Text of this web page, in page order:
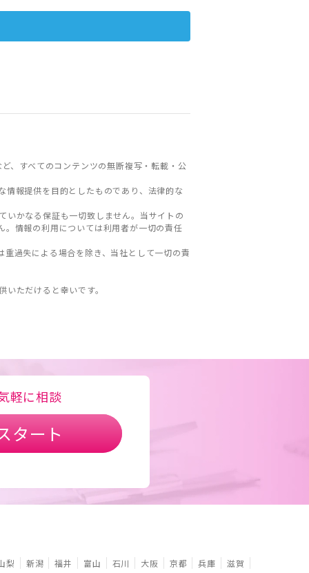
、すべてのコンテンツの無断複写・転載・公
報提供を目的としたものであり、法律的な
いかなる保証も一切致しません。当サイトの
情報の利用については利用者が一切の責任
過失による場合を除き、当社として一切の責
ただけると幸いです。
軽に相談
タート
梨 新潟 福井 富山 石川 大阪 京都 兵庫 滋賀